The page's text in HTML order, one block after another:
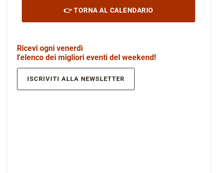
👉 TORNA AL CALENDARIO
Ricevi ogni venerdì
l'elenco dei migliori eventi del weekend!
ISCRIVITI ALLA NEWSLETTER